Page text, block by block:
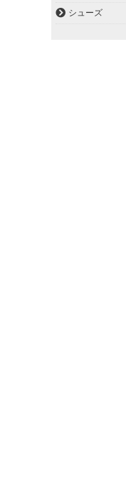
シューズ